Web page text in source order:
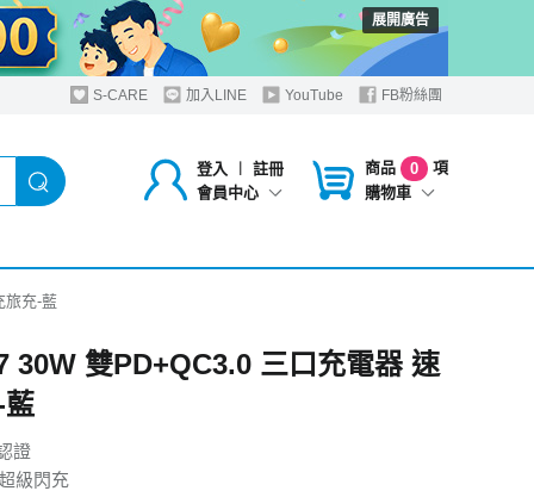
展開廣告
S-CARE 加入LINE YouTube FB粉絲團
登入 ︱
註冊
會員中心
商品 0
項
購物車
旅充-藍
30W 雙PD+QC3.0 三口充電器 速
證
級閃充